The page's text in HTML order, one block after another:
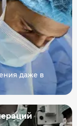
даже в